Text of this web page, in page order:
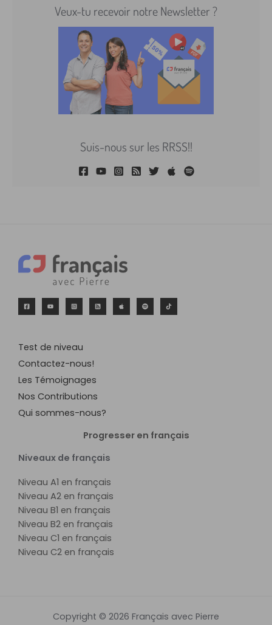
Veux-tu recevoir notre Newsletter ?
Suis-nous sur les RRSS!!
Test de niveau
Contactez-nous!
Les Témoignages
Nos Contributions
Qui sommes-nous?
Progresser en français
Niveaux de français
Niveau A1 en français
Niveau A2 en français
Niveau B1 en français
Niveau B2 en français
Niveau C1 en français
Niveau C2 en français
Copyright © 2026 Français avec Pierre